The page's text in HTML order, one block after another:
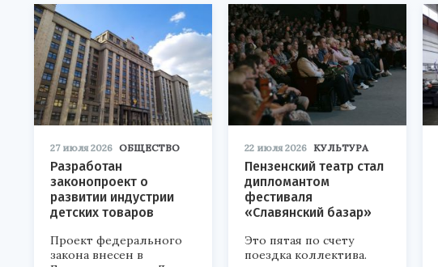
27 июля 2026 ОБЩЕСТВО
Разработан
законопроект о
развитии индустрии
детских товаров
Проект федерального
закона внесен в
22 июля 2026 КУЛЬТУРА
Пензенский театр стал
дипломантом
фестиваля
«Славянский базар»
Это пятая по счету
поездка коллектива.